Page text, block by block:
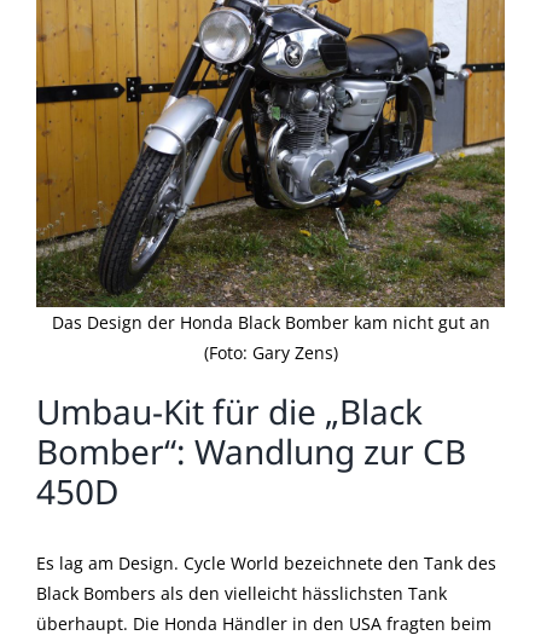
Das Design der Honda Black Bomber kam nicht gut an
(Foto: Gary Zens)
Umbau-Kit für die „Black
Bomber“: Wandlung zur CB
450D
Es lag am Design. Cycle World bezeichnete den Tank des
Black Bombers als den vielleicht hässlichsten Tank
überhaupt. Die Honda Händler in den USA fragten beim